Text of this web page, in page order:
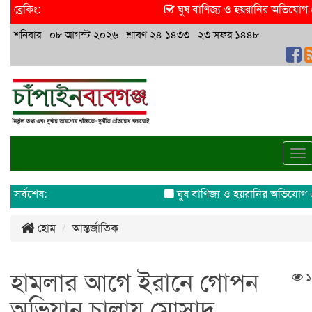
ব্রেকিং: ঘুষ বাণিজ্য ও হয়রানির অভিযোগ
শনিবার ০৮ আগস্ট ২০২৬ শ্রাবণ ২৪ ১৪৩৩ ২৩ সফর ১৪৪৮
সর্বশেষ:
ঘুষ বাণিজ্য ও হয়রানির অভিযোগ
হোম আন্তর্জাতিক
হামলার আগে ইরানে গোপন